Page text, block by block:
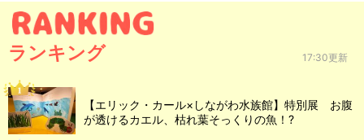
ランキング 17:30更新
【エリック・カール×しながわ水族館】特別展 お腹
が透けるカエル、枯れ葉そっくりの魚！?